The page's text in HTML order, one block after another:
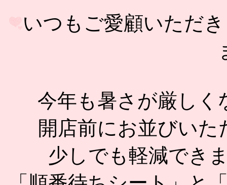
いつもご愛顧いただ
今年も暑さが厳しく
開店前にお並びい
少しでも軽減でき